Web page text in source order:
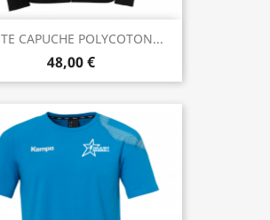
CAPUCHE POLYCOTON...
48,00 €